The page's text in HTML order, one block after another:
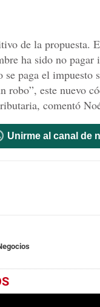
de la propuesta.
ha sido no
paga el impuesto
robo”, este nuevo
comentó
Unirme al canal de